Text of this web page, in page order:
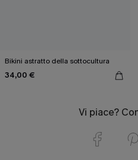
Bikini astratto della sottocultura
34,00 €
Vi piace?